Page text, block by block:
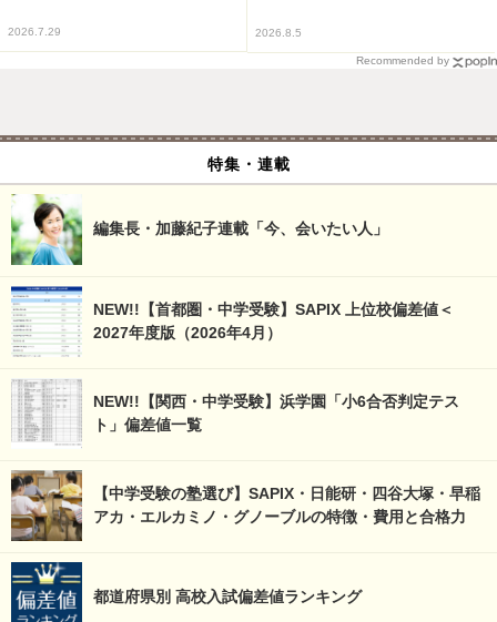
2026.7.29 2026.8.5
Recommended by
特集・連載
編集長・加藤紀子連載「今、会いたい人」
NEW!!【首都圏・中学受験】SAPIX 上位校偏差値＜
2027年度版（2026年4月）
NEW!!【関西・中学受験】浜学園「小6合否判定テス
ト」偏差値一覧
【中学受験の塾選び】SAPIX・日能研・四谷大塚・早稲
アカ・エルカミノ・グノーブルの特徴・費用と合格力
都道府県別 高校入試偏差値ランキング